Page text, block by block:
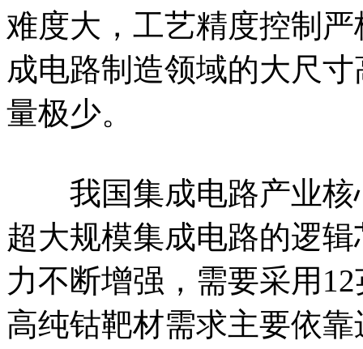
难度大，工艺精度控制
成电路制造领域的大尺
量极少。
我国集成电路产业核
超大规模集成电路的逻
力不断增强，需要采用
高纯钴靶材需求主要依